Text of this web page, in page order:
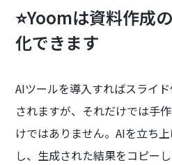
⭐Yoomは資料作成
化できます
AIツールを導入すればスライ
されますが、それだけでは手
けではありません。AIを立ち
し、生成された結果をコピー